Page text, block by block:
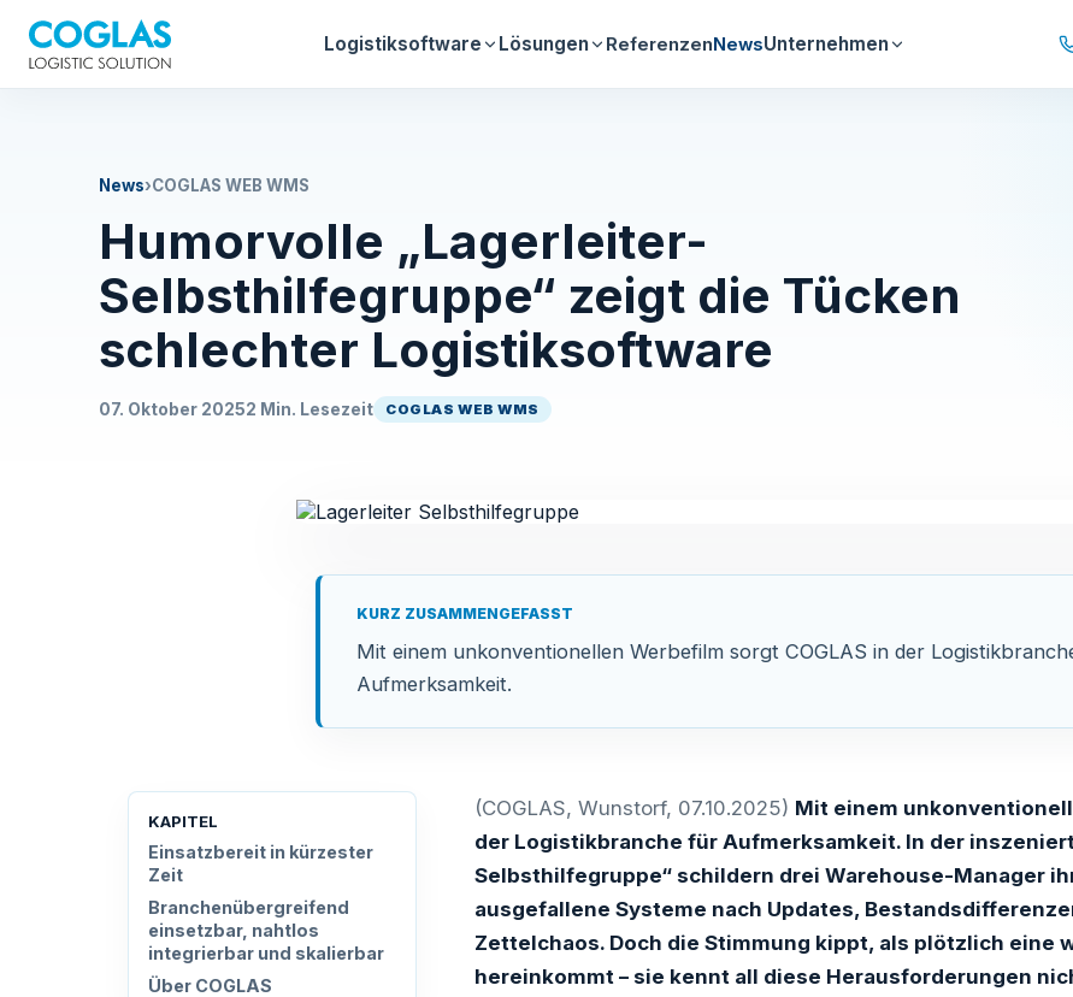
Logistiksoftware Lösungen ReferenzenNewsUnternehmen
News›COGLAS WEB WMS
Humorvolle „Lagerleiter-
Selbsthilfegruppe“ zeigt die Tücken
schlechter Logistiksoftware
07. Oktober 20252 Min. Lesezeit COGLAS WEB WMS
KURZ ZUSAMMENGEFASST
Mit einem unkonventionellen Werbefilm sorgt COGLAS in der
Aufmerksamkeit.
KAPITEL
Einsatzbereit in kürzester
Zeit
Branchenübergreifend
einsetzbar, nahtlos
integrierbar und skalierbar
Über COGLAS
(COGLAS, Wunstorf, 07.10.2025) Mit einem
der Logistikbranche für Aufmerksamkeit. In der
Selbsthilfegruppe“ schildern drei Warehouse-Manager
ausgefallene Systeme nach Updates,
Zettelchaos. Doch die Stimmung kippt, als plötzlich eine
hereinkommt – sie kennt all diese Herausforderungen